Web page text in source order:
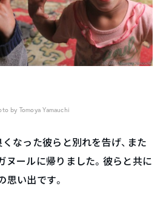
by Tomoya Yamauchi
なった彼らと別れを告げ、また
ヌールに帰りました。彼らと共に
い出です。